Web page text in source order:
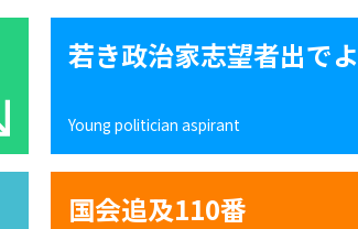
若き政治家志望者出でよ
Young politician aspirant
国会追及110番